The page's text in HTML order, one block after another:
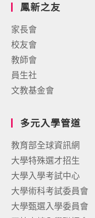
鳳新之友
家長會
校友會
教師會
員生社
文教基金會
多元入學管道
教育部全球資訊網
大學特殊選才招生
大學入學考試中心
大學術科考試委員會
大學甄選入學委員會